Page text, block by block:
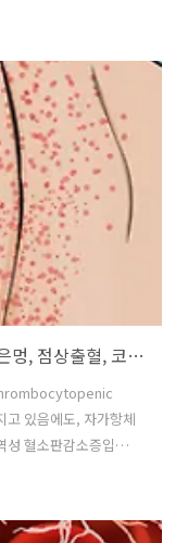
성 경향으로, 자반
의 중요한 감별 포인
니다. 이들이 있다면
필요합니다. 검사 소
보통 니다. Platelet
특발성 혈소판감소성 자반증 (ITP) 잦은멍, 점상출혈, 코피, 급성 만성 나이
고 있음에도, 자가항체
성 혈소판감소증입니
병 기전은, 주로 상기